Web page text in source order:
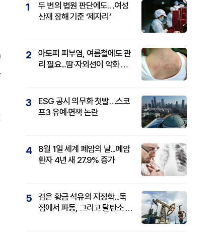
1
두 번의 법원 판단에도…여성
산재 장해 기준 ‘제자리’
2
아토피 피부염, 여름철에도 관
리 필요...땀·자외선이 악화 요
3
ESG 공시 의무화 첫발…스코
프3 유예·면책 논란
4
8월 1일 세계 폐암의 날...폐암
환자 4년 새 27.9% 증가
5
검은 황금 석유의 지정학...독
점에서 파동, 그리고 탈탄소 패